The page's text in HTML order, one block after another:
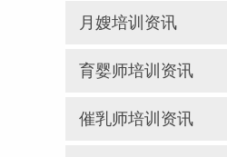
月嫂培训资讯
育婴师培训资讯
催乳师培训资讯